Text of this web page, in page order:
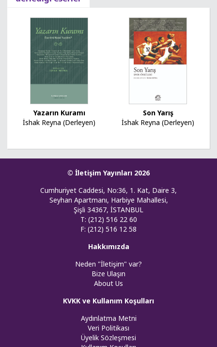
Yazarın Kuramı
İshak Reyna (Derleyen)
Son Yarış
İshak Reyna (Derleyen)
© İletişim Yayınları 2026
Cumhuriyet Caddesi, No:36, 1. Kat, Daire 3,
Seyhan Apartmanı, Harbiye Mahallesi,
Şişli 34367, İSTANBUL
T: (212) 516 22 60
F: (212) 516 12 58
Hakkımızda
Neden "İletişim" var?
Bize Ulaşın
About Us
KVKK ve Kullanım Koşulları
Aydınlatma Metni
Veri Politikası
Üyelik Sözleşmesi